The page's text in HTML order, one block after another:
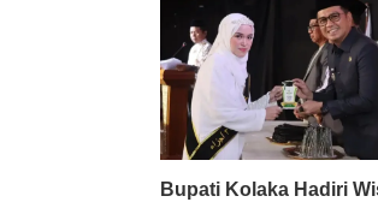
Bupati Kolaka Hadiri